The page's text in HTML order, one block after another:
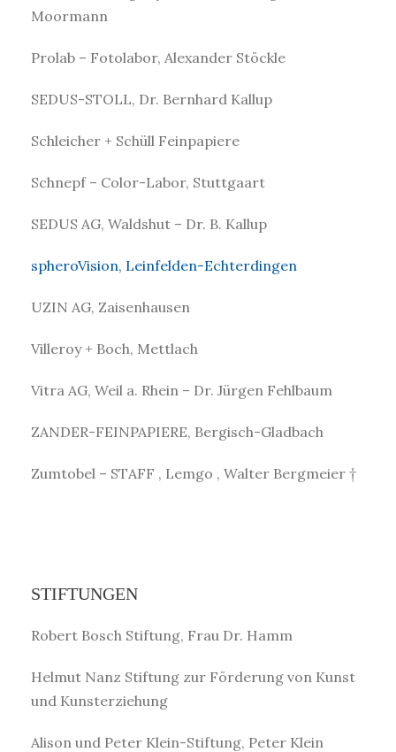
Moormann
Prolab – Fotolabor, Alexander Stöckle
SEDUS-STOLL, Dr. Bernhard Kallup
Schleicher + Schüll Feinpapiere
Schnepf – Color-Labor, Stuttgaart
SEDUS AG, Waldshut – Dr. B. Kallup
spheroVision, Leinfelden-Echterdingen
UZIN AG, Zaisenhausen
Villeroy + Boch, Mettlach
Vitra AG, Weil a. Rhein – Dr. Jürgen Fehlbaum
ZANDER-FEINPAPIERE, Bergisch-Gladbach
Zumtobel – STAFF , Lemgo , Walter Bergmeier †
STIFTUNGEN
Robert Bosch Stiftung, Frau Dr. Hamm
Helmut Nanz Stiftung zur Förderung von Kunst
und Kunsterziehung
Alison und Peter Klein-Stiftung, Peter Klein